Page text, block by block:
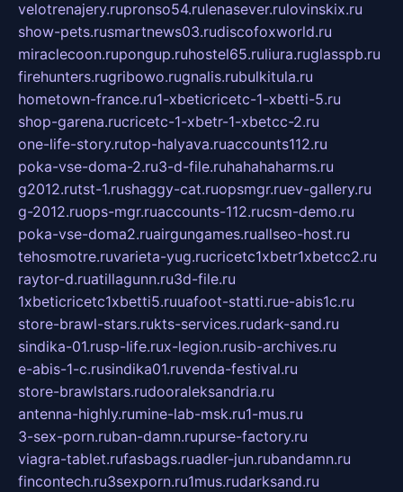
velotrenajery.rupronso54.rulenasever.rulovinskix.ru
show-pets.rusmartnews03.rudiscofoxworld.ru
miraclecoon.rupongup.ruhostel65.ruliura.ruglasspb.ru
firehunters.rugribowo.rugnalis.rubulkitula.ru
hometown-france.ru1-xbeticricetc-1-xbetti-5.ru
shop-garena.rucricetc-1-xbetr-1-xbetcc-2.ru
one-life-story.rutop-halyava.ruaccounts112.ru
poka-vse-doma-2.ru3-d-file.ruhahahaharms.ru
g2012.rutst-1.rushaggy-cat.ruopsmgr.ruev-gallery.ru
g-2012.ruops-mgr.ruaccounts-112.rucsm-demo.ru
poka-vse-doma2.ruairgungames.ruallseo-host.ru
tehosmotre.ruvarieta-yug.rucricetc1xbetr1xbetcc2.ru
raytor-d.ruatillagunn.ru3d-file.ru
1xbeticricetc1xbetti5.ruuafoot-statti.rue-abis1c.ru
store-brawl-stars.rukts-services.rudark-sand.ru
sindika-01.rusp-life.rux-legion.rusib-archives.ru
e-abis-1-c.rusindika01.ruvenda-festival.ru
store-brawlstars.rudooraleksandria.ru
antenna-highly.rumine-lab-msk.ru1-mus.ru
3-sex-porn.ruban-damn.rupurse-factory.ru
viagra-tablet.rufasbags.ruadler-jun.rubandamn.ru
fincontech.ru3sexporn.ru1mus.rudarksand.ru